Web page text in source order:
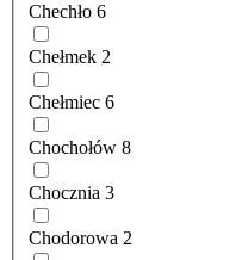
Chechło 6
Chełmek 2
Chełmiec 6
Chochołów 8
Chocznia 3
Chodorowa 2